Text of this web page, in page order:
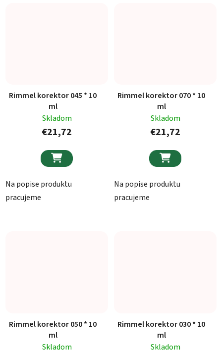
Rimmel korektor 045 * 10
ml
Skladom
€21,72

Na popise produktu
pracujeme
Rimmel korektor 070 * 10
ml
Skladom
€21,72

Na popise produktu
pracujeme
Rimmel korektor 050 * 10
ml
Skladom
Rimmel korektor 030 * 10
ml
Skladom